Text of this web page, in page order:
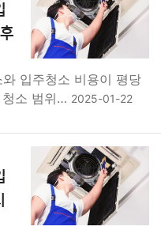
입주청소 비용이 평당
소 범위… 2025-01-22